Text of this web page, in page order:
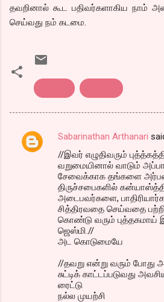
தவறினால் கூட பதிவர்களாகிய நாம்
செய்வது நம் கடமை.
C
Sabarinathan Arthanari
//இவர் எழுதிவரும்
வறுமையினால் வாடும்
சேவைக்காக தங்களை
திருச்சபைகளில்
அடைபவர்களை,
சித்திரவதை செய்வதை
கொண்டு வரும் புத்தகமாய்
ஜெஸ்மி.//
அட கொடுமையே
//தவறு என்று வரும் போது
சுட்டிக் காட்டப்படுவது
ரைட்டு
நல்ல முயற்சி